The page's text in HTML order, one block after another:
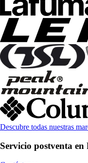
Descubre todas nuestras
Servicio postventa en